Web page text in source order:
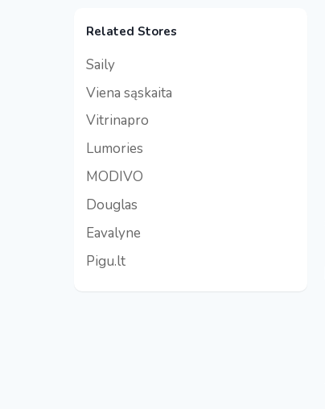
Related Stores
Saily
Viena sąskaita
Vitrinapro
Lumories
MODIVO
Douglas
Eavalyne
Pigu.lt